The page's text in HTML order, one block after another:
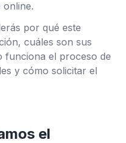
por qué este
cuáles son sus
funciona el proceso de
y cómo solicitar el
el